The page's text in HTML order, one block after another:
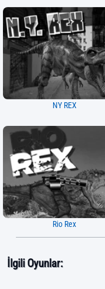
NY REX
Rio Rex
İlgili Oyunlar: